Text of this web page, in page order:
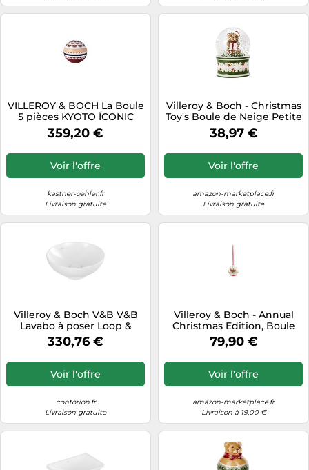
VILLEROY & BOCH La Boule
5 pièces KYOTO ÍCONIC
multicolore
359,20 €
Voir l'offre
kastner-oehler.fr
Livraison gratuite
Villeroy & Boch - Christmas
Toy's Boule de Neige Petite
Multicolore, Article de Noël,
Décoration, Déco Noël
Porcelaine, Verre
38,97 €
Voir l'offre
amazon-marketplace.fr
Livraison gratuite
Villeroy & Boch V&B V&B
Lavabo à poser Loop &
Friends Ø 38 cm, sans trop-
plein, blanc, sans trou de
330,76 €
Voir l'offre
contorion.fr
Livraison gratuite
Villeroy & Boch - Annual
Christmas Edition, Boule
2021, 6,5 x 6,5 x 8 cm,
Porcelaine Premium,
79,90 €
Voir l'offre
amazon-marketplace.fr
Livraison à 19,00 €